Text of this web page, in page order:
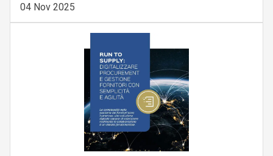
04 Nov 2025